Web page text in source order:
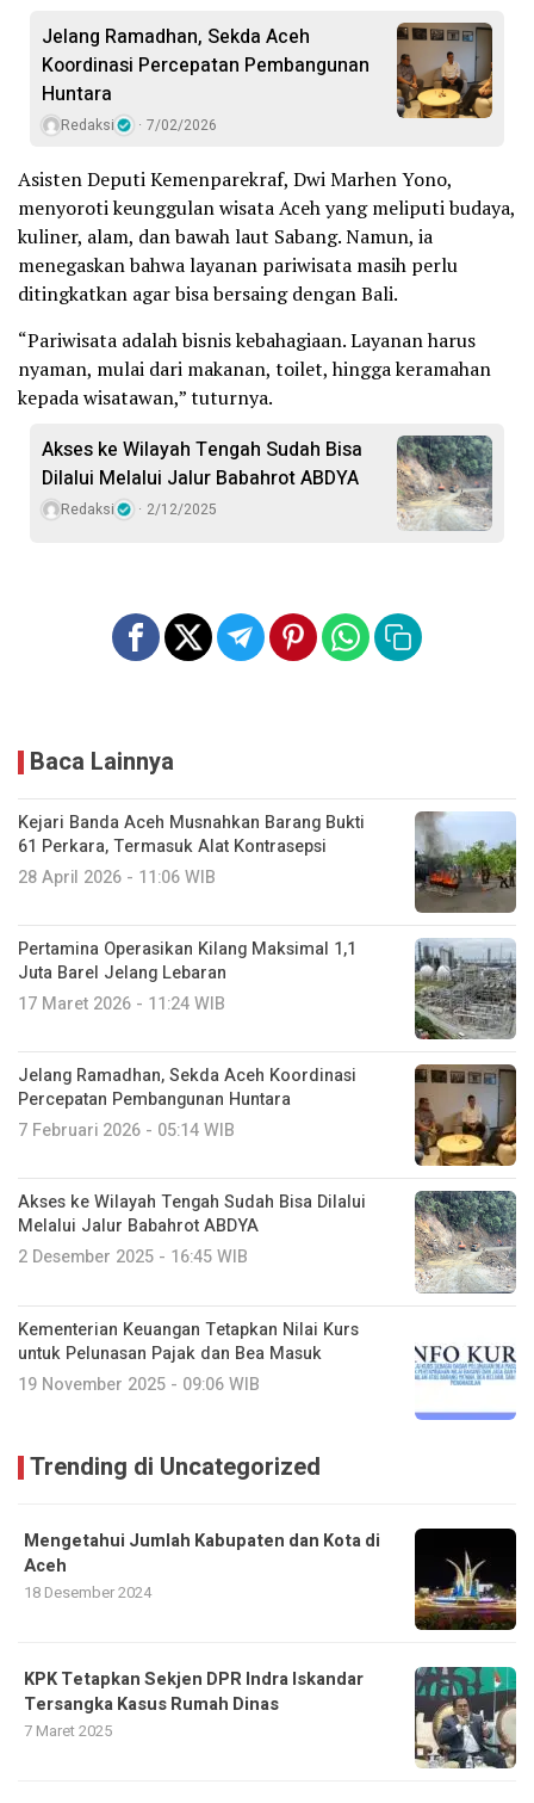
‎Jelang Ramadhan, Sekda Aceh
Koordinasi Percepatan Pembangunan
Huntara
Redaksi 7/02/2026
Asisten Deputi Kemenparekraf, Dwi Marhen Yono,
menyoroti keunggulan wisata Aceh yang meliputi budaya,
kuliner, alam, dan bawah laut Sabang. Namun, ia
menegaskan bahwa layanan pariwisata masih perlu
ditingkatkan agar bisa bersaing dengan Bali.
“Pariwisata adalah bisnis kebahagiaan. Layanan harus
nyaman, mulai dari makanan, toilet, hingga keramahan
kepada wisatawan,” tuturnya.
Akses ke Wilayah Tengah Sudah Bisa
Dilalui Melalui Jalur Babahrot ABDYA
Redaksi 2/12/2025
Baca Lainnya
Kejari Banda Aceh Musnahkan Barang Bukti
61 Perkara, Termasuk Alat Kontrasepsi
28 April 2026 - 11:06 WIB
Pertamina Operasikan Kilang Maksimal 1,1
Juta Barel Jelang Lebaran
17 Maret 2026 - 11:24 WIB
‎Jelang Ramadhan, Sekda Aceh Koordinasi
Percepatan Pembangunan Huntara
7 Februari 2026 - 05:14 WIB
Akses ke Wilayah Tengah Sudah Bisa Dilalui
Melalui Jalur Babahrot ABDYA
2 Desember 2025 - 16:45 WIB
Kementerian Keuangan Tetapkan Nilai Kurs
untuk Pelunasan Pajak dan Bea Masuk
19 November 2025 - 09:06 WIB
Trending di Uncategorized
Mengetahui Jumlah Kabupaten dan Kota di
Aceh
18 Desember 2024
KPK Tetapkan Sekjen DPR Indra Iskandar
Tersangka Kasus Rumah Dinas
7 Maret 2025